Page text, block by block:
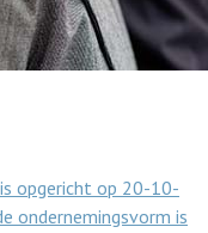
opgericht op 20-10-
ondernemingsvorm is